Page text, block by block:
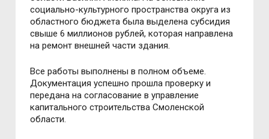
социально-культурного пространства округа из
областного бюджета была выделена субсидия
свыше 6 миллионов рублей, которая направлена
на ремонт внешней части здания.
Все работы выполнены в полном объеме.
Документация успешно прошла проверку и
передана на согласование в управление
капитального строительства Смоленской
области.